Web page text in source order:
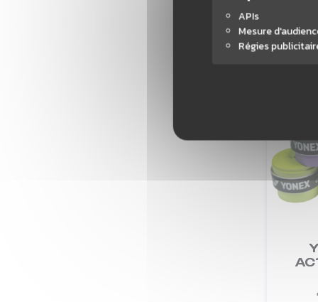
APIs
Mesure
Régies